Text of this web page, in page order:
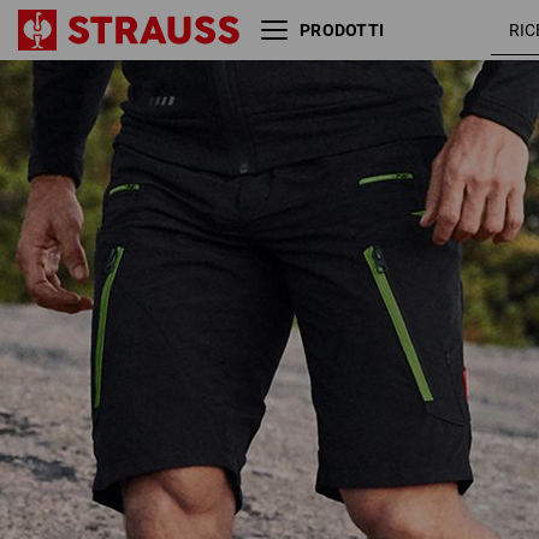
PRODOTTI
e.s. short funzionali
Superlite
neon
verde